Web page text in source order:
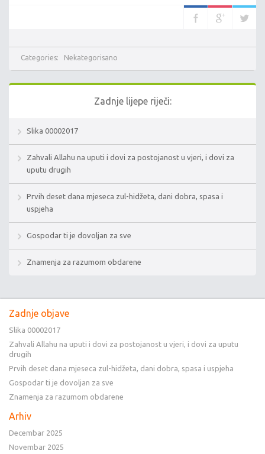
Categories: Nekategorisano
Zadnje lijepe riječi:
Slika 00002017
Zahvali Allahu na uputi i dovi za postojanost u vjeri, i dovi za
uputu drugih
Prvih deset dana mjeseca zul-hidžeta, dani dobra, spasa i
uspjeha
Gospodar ti je dovoljan za sve
Znamenja za razumom obdarene
Zadnje objave
Slika 00002017
Zahvali Allahu na uputi i dovi za postojanost u vjeri, i dovi za uputu
drugih
Prvih deset dana mjeseca zul-hidžeta, dani dobra, spasa i uspjeha
Gospodar ti je dovoljan za sve
Znamenja za razumom obdarene
Arhiv
Decembar 2025
Novembar 2025